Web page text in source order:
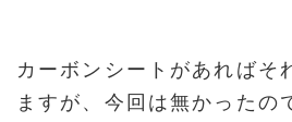
カーボンシートがあればそ
ますが、今回は無かったの